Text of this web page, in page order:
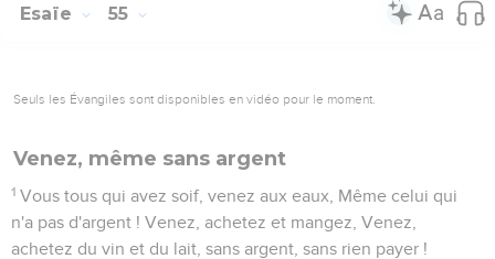
Esaïe 55
Seuls les Évangiles sont disponibles en vidéo pour le moment.
Venez, même sans argent
1 Vous tous qui avez soif, venez aux eaux, Même celui qui
n'a pas d'argent ! Venez, achetez et mangez, Venez,
achetez du vin et du lait, sans argent, sans rien payer !